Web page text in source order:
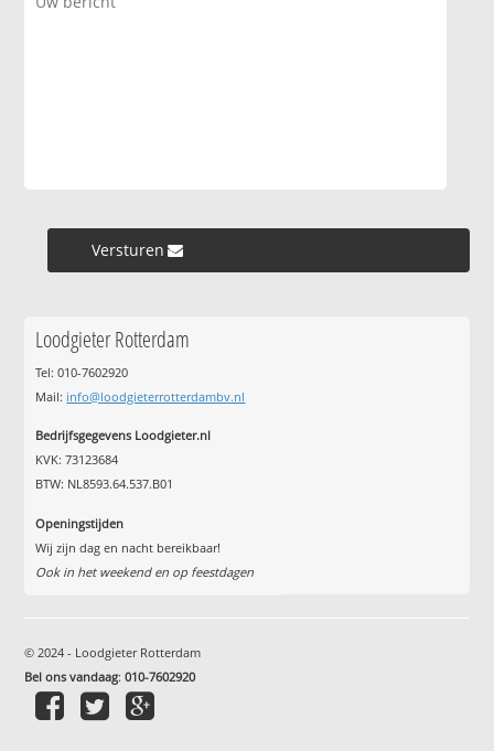
Versturen »
Loodgieter Rotterdam
Tel: 010-7602920
Mail: info@loodgieterrotterdambv.nl
Bedrijfsgegevens Loodgieter.nl
KVK: 73123684
BTW: NL8593.64.537.B01
Openingstijden
Wij zijn dag en nacht bereikbaar!
Ook in het weekend en op feestdagen
© 2024 - Loodgieter Rotterdam
Bel ons vandaag:010-7602920